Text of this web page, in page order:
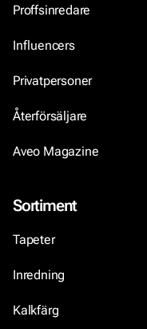
Proffsinredare
Influencers
Privatpersoner
Återförsäljare
Aveo Magazine
Sortiment
Tapeter
Inredning
Kalkfärg